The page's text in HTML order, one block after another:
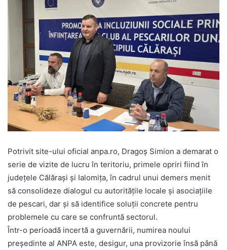
Potrivit site-ului oficial anpa.ro, Dragoș Simion a demarat o
serie de vizite de lucru în teritoriu, primele opriri fiind în
județele Călărași și Ialomița, în cadrul unui demers menit
să consolideze dialogul cu autoritățile locale și asociațiile
de pescari, dar și să identifice soluții concrete pentru
problemele cu care se confruntă sectorul.
Într-o perioadă incertă a guvernării, numirea noului
președinte al ANPA este, desigur, una provizorie însă până